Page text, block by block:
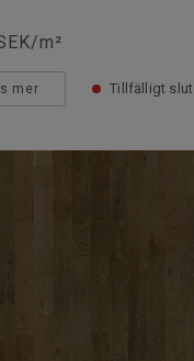
m²
mer Tillfälligt slut